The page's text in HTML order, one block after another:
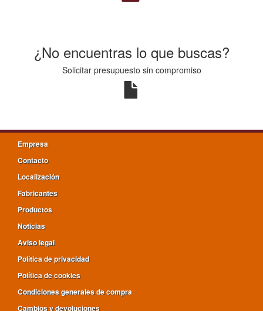
¿No encuentras lo que buscas?
Solicitar presupuesto sin compromiso
Empresa
Contacto
Localización
Fabricantes
Productos
Noticias
Aviso legal
Política de privacidad
Política de cookies
Condiciones generales de compra
Cambios y devoluciones